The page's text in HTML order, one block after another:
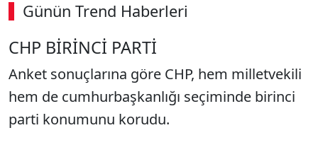
Günün Trend Haberleri
CHP BİRİNCİ PARTİ
Anket sonuçlarına göre CHP, hem milletvekili
hem de cumhurbaşkanlığı seçiminde birinci
parti konumunu korudu.